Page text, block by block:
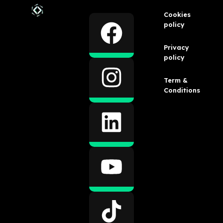
Cookies
policy
Privacy
policy
Term &
Conditions